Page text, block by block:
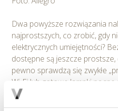
Dwa powyższe rozwiązania
najprostszych, co zrobić, gdy
elektrycznych umiejętności?
dostępne są jeszcze
pewno sprawdzą się zwykłe
Wi-Fi lub gotowe lampki nocne
sterowania. Każde z tych